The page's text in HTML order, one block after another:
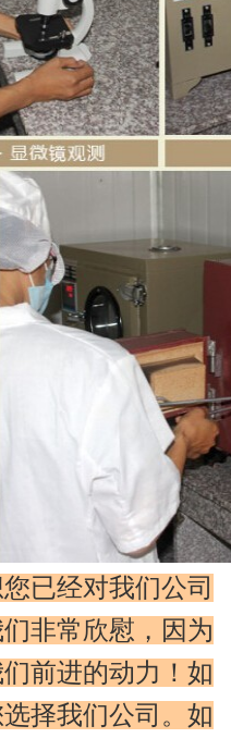
已经对我们公司
非常欣慰，因为
前进的动力！如
择我们公司。如